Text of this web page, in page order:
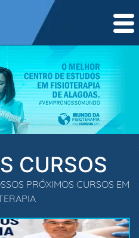
CURSOS
PRÓXIMOS CURSOS EM